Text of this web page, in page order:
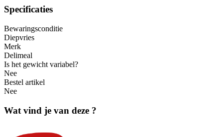
Specificaties
Bewaringsconditie
Diepvries
Merk
Delimeal
Is het gewicht variabel?
Nee
Bestel artikel
Nee
Wat vind je van deze ?